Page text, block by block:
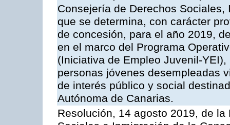
Consejería de Derechos
que se determina, con carácter
de concesión, para el año 2019,
en el marco del Programa
(Iniciativa de Empleo Juvenil-
personas jóvenes desempleadas
de interés público y social
Autónoma de Canarias.
Resolución, 14 agosto 2019, de